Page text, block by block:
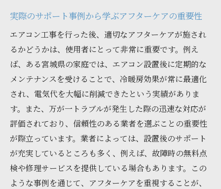
実際のサポート事例から学ぶアフターケアの重要性
エアコン工事を行った後、適切なアフターケアが施され
るかどうかは、使用者にとって非常に重要です。例え
ば、ある宮城県の家庭では、エアコン設置後に定期的な
メンテナンスを受けることで、冷暖房効果が常に最適化
され、電気代を大幅に削減できたという実績がありま
す。また、万が一トラブルが発生した際の迅速な対応が
評価されており、信頼性のある業者を選ぶことの重要性
が際立っています。業者によっては、設置後のサポート
が充実しているところも多く、例えば、故障時の無料点
検や修理サービスを提供している場合もあります。この
ような事例を通じて、アフターケアを重視することが、